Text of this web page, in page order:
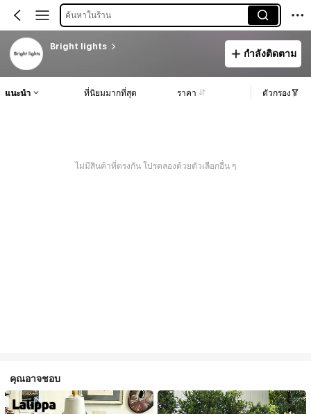
ค้นหาในร้าน
Bright lights
กำลังติดตาม
แนะนำ ที่นิยมมากที่สุด ราคา ตัวกรอง
ไม่มีสินค้าที่ตรงกัน โปรดลองด้วยตัวเลือกอื่น ๆ
คุณอาจชอบ